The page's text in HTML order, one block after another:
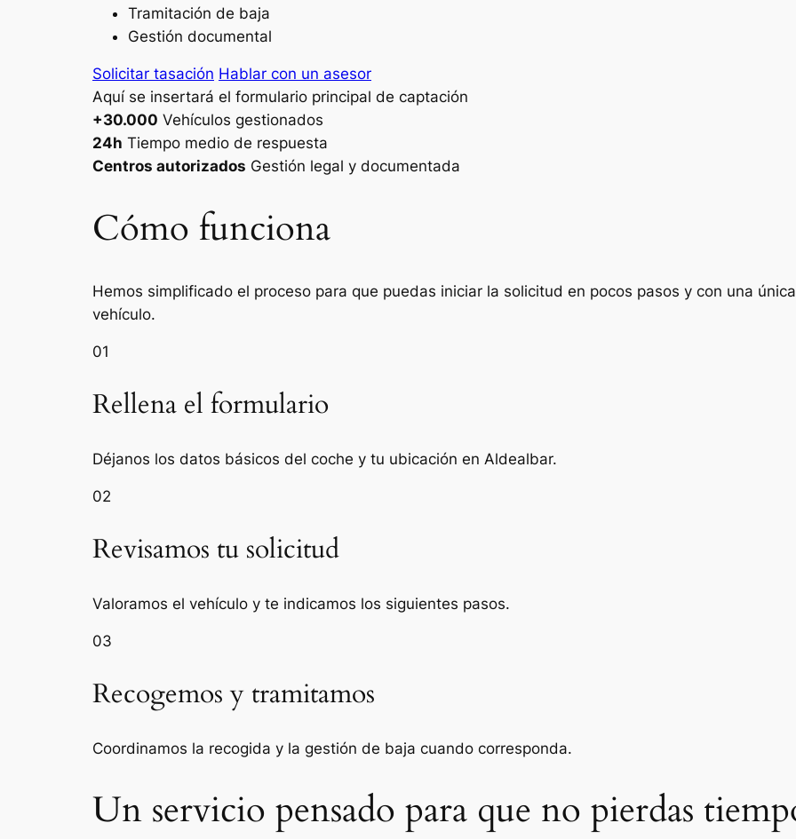
Tramitación de baja
Gestión documental
Solicitar tasación Hablar con un asesor
Aquí se insertará el formulario principal de captación
+30.000 Vehículos gestionados
24h Tiempo medio de respuesta
Centros autorizados Gestión legal y documentada
Cómo funciona
Hemos simplificado el proceso para que puedas iniciar la solicitud en pocos pasos y con una
vehículo.
01
Rellena el formulario
Déjanos los datos básicos del coche y tu ubicación en Aldealbar.
02
Revisamos tu solicitud
Valoramos el vehículo y te indicamos los siguientes pasos.
03
Recogemos y tramitamos
Coordinamos la recogida y la gestión de baja cuando corresponda.
Un servicio pensado para que no pierdas